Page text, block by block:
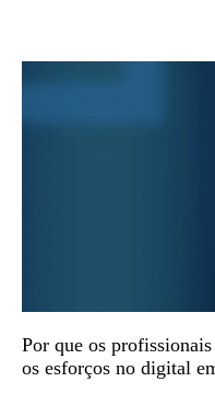
Por que os
os esforços no digital